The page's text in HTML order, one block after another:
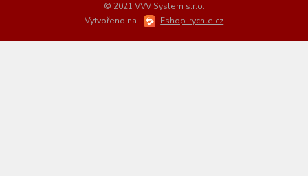
© 2021 VVV System s.r.o.
Vytvořeno na
Eshop-rychle.cz